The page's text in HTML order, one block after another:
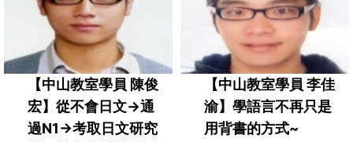
【中山教室學員 陳俊
宏】從不會日文->通
過N1->考取日文研究
【中山教室學員 李佳
渝】學語言不再只是
用背書的方式~